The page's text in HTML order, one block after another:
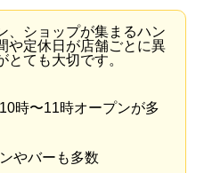
、ショップが集まるハン
や定休日が店舗ごとに異
ても大切です。
時〜11時オープンが多
やバーも多数